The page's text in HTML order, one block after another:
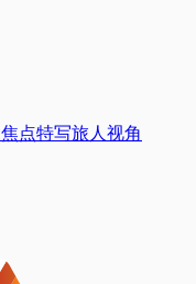
焦点特写旅人视角